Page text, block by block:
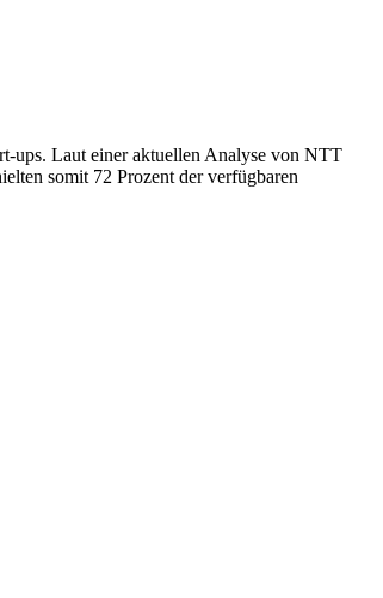
ups. Laut einer aktuellen Analyse von NTT
somit 72 Prozent der verfügbaren